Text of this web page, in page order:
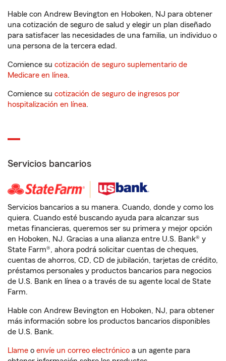
Hable con Andrew Bevington en Hoboken, NJ para obtener
una cotización de seguro de salud y elegir un plan diseñado
para satisfacer las necesidades de una familia, un individuo o
una persona de la tercera edad.
Comience su cotización de seguro suplementario de
Medicare en línea.
Comience su cotización de seguro de ingresos por
hospitalización en línea.
Servicios bancarios
Servicios bancarios a su manera. Cuando, donde y como los
quiera. Cuando esté buscando ayuda para alcanzar sus
metas financieras, queremos ser su primera y mejor opción
en Hoboken, NJ. Gracias a una alianza entre U.S. Bank® y
State Farm®, ahora podrá solicitar cuentas de cheques,
cuentas de ahorros, CD, CD de jubilación, tarjetas de crédito,
préstamos personales y productos bancarios para negocios
de U.S. Bank en línea o a través de su agente local de State
Farm.
Hable con Andrew Bevington en Hoboken, NJ, para obtener
más información sobre los productos bancarios disponibles
de U.S. Bank.
Llame o envíe un correo electrónico a un agente para